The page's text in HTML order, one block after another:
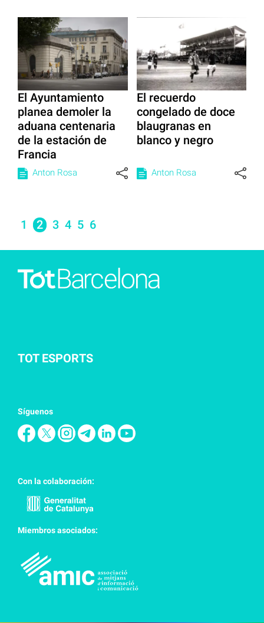
El Ayuntamiento
planea demoler la
aduana centenaria
de la estación de
Francia
Anton Rosa
El recuerdo
congelado de doce
blaugranas en
blanco y negro
Anton Rosa
1 2 3 4 5 6
TOT ESPORTS
Síguenos
Con la colaboración:
Miembros asociados: